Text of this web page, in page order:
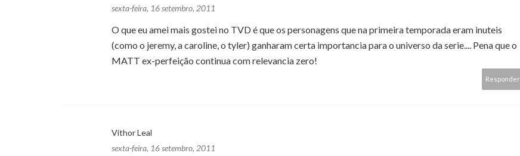
sexta-feira, 16 setembro, 2011
O que eu amei mais gostei no TVD é que os personagens que na primeira temporada eram inuteis
(como o jeremy, a caroline, o tyler) ganharam certa importancia para o universo da serie.... Pena que o
MATT ex-perfeição continua com relevancia zero!
Responder
Vithor Leal
sexta-feira, 16 setembro, 2011